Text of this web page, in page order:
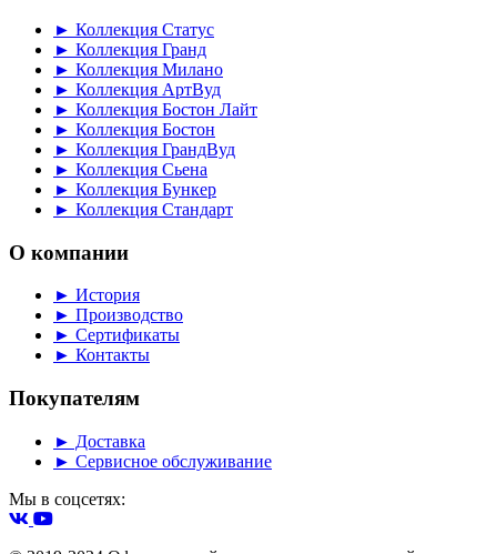
► Коллекция Статус
► Коллекция Гранд
► Коллекция Милано
► Коллекция АртВуд
► Коллекция Бостон Лайт
► Коллекция Бостон
► Коллекция ГрандВуд
► Коллекция Сьена
► Коллекция Бункер
► Коллекция Стандарт
О компании
► История
► Производство
► Сертификаты
► Контакты
Покупателям
► Доставка
► Сервисное обслуживание
Мы в соцсетях: